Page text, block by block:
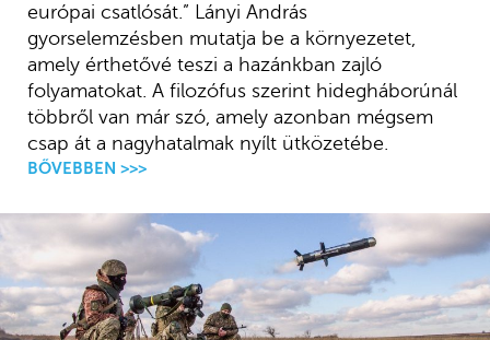
európai csatlósát.” Lányi András
gyorselemzésben mutatja be a környezetet,
amely érthetővé teszi a hazánkban zajló
folyamatokat. A filozófus szerint hidegháborúnál
többről van már szó, amely azonban mégsem
csap át a nagyhatalmak nyílt ütközetébe.
BŐVEBBEN >>>